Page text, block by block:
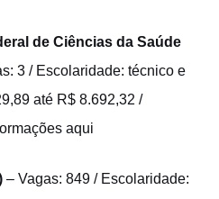
de Ciências da Saúde
3 / Escolaridade: técnico e
até R$ 8.692,32 /
aqui
– Vagas: 849 / Escolaridade: